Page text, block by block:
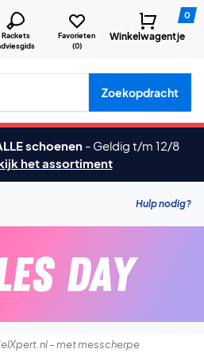
Rackets
Favorieten
(0)
0
Winkelwagentje
merken etc.
Zoekopdracht
schoenen - Geldig t/m 12/8
het assortiment
Hulp nodig?
– met messcherpe